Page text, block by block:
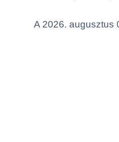
jellemzőket
A 2026. augusztus